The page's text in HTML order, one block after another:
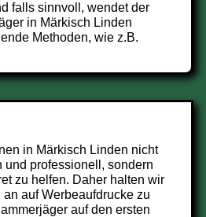
falls sinnvoll, wendet der
in Märkisch Linden
Methoden, wie z.B.
in Märkisch Linden nicht
und professionell, sondern
zu helfen. Daher halten wir
auf Werbeaufdrucke zu
auf den ersten